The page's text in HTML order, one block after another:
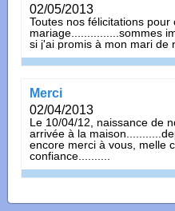
02/05/2013
toutes nos félicitations pour ce beau
mariage...............sommes
si j'ai promis à mon mari de
merci
02/04/2013
le 10/04/12, naissance de notre hilton...........02/06/12,
arrivée à la
encore merci à vous, melle
confiance..........